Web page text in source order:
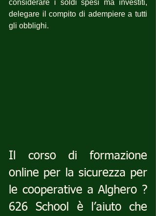
considerare i soldi spesi ma investiti,
delegare il compito di adempiere a tutti
gli obblighi.
Il corso di formazione
online per la sicurezza per
le cooperative a Alghero ?
626 School è l’aiuto che